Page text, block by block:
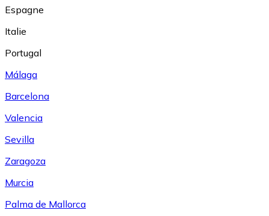
Espagne
Italie
Portugal
Málaga
Barcelona
Valencia
Sevilla
Zaragoza
Murcia
Palma de Mallorca